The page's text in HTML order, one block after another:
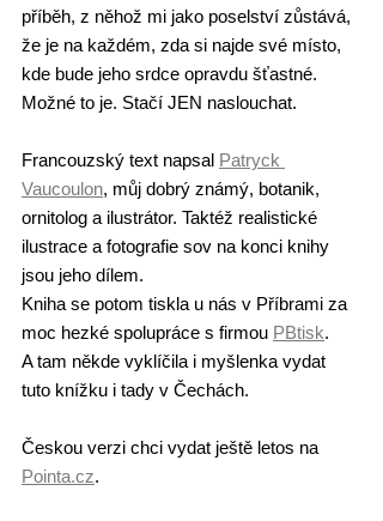
příběh, z něhož mi jako poselství zůstává,
že je na každém, zda si najde své místo,
kde bude jeho srdce opravdu šťastné.
Možné to je. Stačí JEN naslouchat.
Francouzský text napsal Patryck
Vaucoulon, můj dobrý známý, botanik,
ornitolog a ilustrátor. Taktéž realistické
ilustrace a fotografie sov na konci knihy
jsou jeho dílem.
Kniha se potom tiskla u nás v Příbrami za
moc hezké spolupráce s firmou PBtisk.
A tam někde vyklíčila i myšlenka vydat
tuto knížku i tady v Čechách.
Českou verzi chci vydat ještě letos na
Pointa.cz.